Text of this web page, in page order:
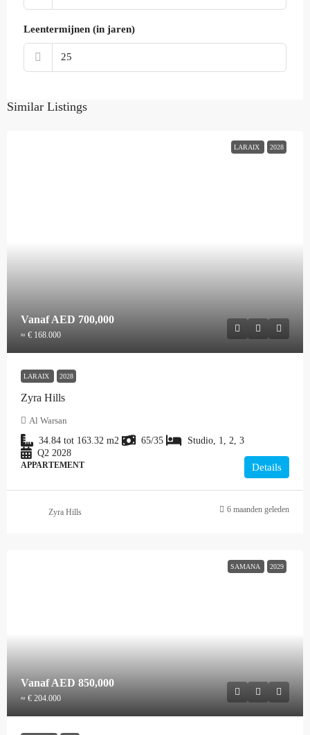
Leentermijnen (in jaren)
Similar Listings
LARAIX 2028
VanafAED 700,000
≈ € 168.000
LARAIX 2028
Zyra Hills
Al Warsan
34.84 tot 163.32 m2 65/35
Studio, 1, 2, 3
Q2 2028
APPARTEMENT Details
Zyra Hills 6 maanden geleden
SAMANA 2029
VanafAED 850,000
≈ € 204.000